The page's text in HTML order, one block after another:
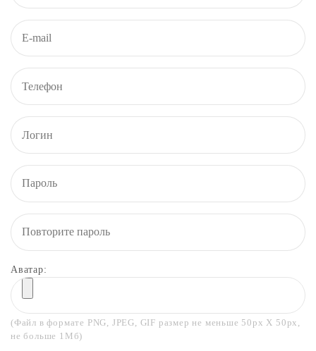
Аватар:
(Файл в формате PNG, JPEG, GIF размер не меньше 50px X 50px,
не больше 1Мб)